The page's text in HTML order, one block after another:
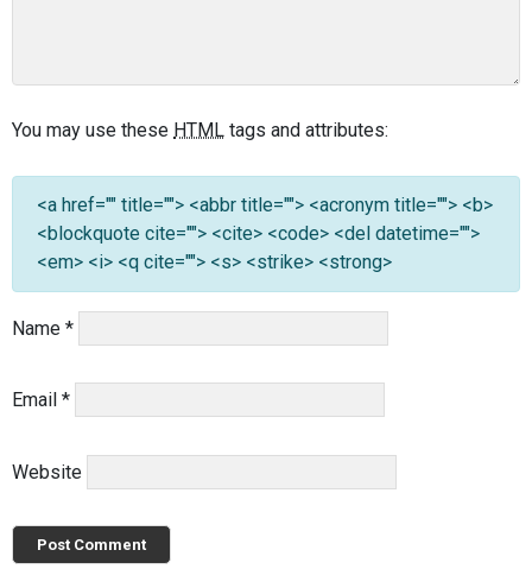
You may use these HTML tags and attributes:
<a href="" title=""> <abbr title=""> <acronym title=""> <b>
<blockquote cite=""> <cite> <code> <del datetime="">
<em> <i> <q cite=""> <s> <strike> <strong>
Name *
Email *
Website